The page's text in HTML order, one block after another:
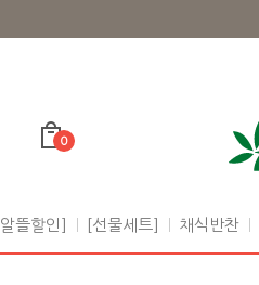
0
[알뜰할인] [선물세트] 채식반찬